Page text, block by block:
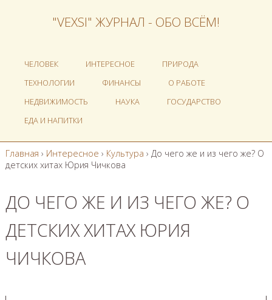
"VEXSI" ЖУРНАЛ - ОБО ВСЁМ!
ЧЕЛОВЕК ИНТЕРЕСНОЕ
ПРИРОДА
ТЕХНОЛОГИИ
ФИНАНСЫ
О РАБОТЕ
НЕДВИЖИМОСТЬ
НАУКА
ГОСУДАРСТВО
ЕДА И НАПИТКИ
Главная › Интересное › Культура › До чего же и из чего же? О
детских хитах Юрия Чичкова
ДО ЧЕГО ЖЕ И ИЗ ЧЕГО ЖЕ? О
ДЕТСКИХ ХИТАХ ЮРИЯ
ЧИЧКОВА